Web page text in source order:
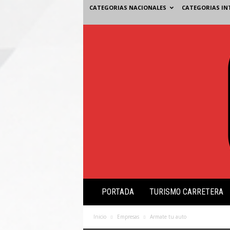
CATEGORIAS NACIONALES CATEGORIAS
s
ó
PORTADA TURISMO CARRETERA
Inicio Empresas Armate tu auto